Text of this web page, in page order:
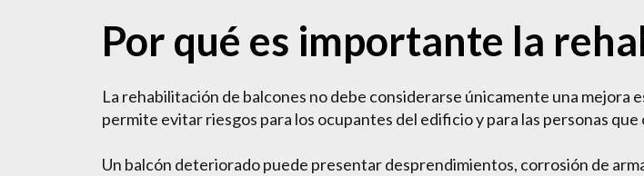
Por qué es importante la
La rehabilitación de balcones no debe considerarse únicamente una
permite evitar riesgos para los ocupantes del edificio y para las personas
Un balcón deteriorado puede presentar desprendimientos, corrosión de